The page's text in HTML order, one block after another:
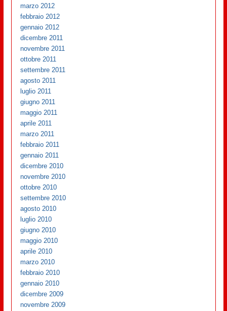
marzo 2012
febbraio 2012
gennaio 2012
dicembre 2011
novembre 2011
ottobre 2011
settembre 2011
agosto 2011
luglio 2011
giugno 2011
maggio 2011
aprile 2011
marzo 2011
febbraio 2011
gennaio 2011
dicembre 2010
novembre 2010
ottobre 2010
settembre 2010
agosto 2010
luglio 2010
giugno 2010
maggio 2010
aprile 2010
marzo 2010
febbraio 2010
gennaio 2010
dicembre 2009
novembre 2009